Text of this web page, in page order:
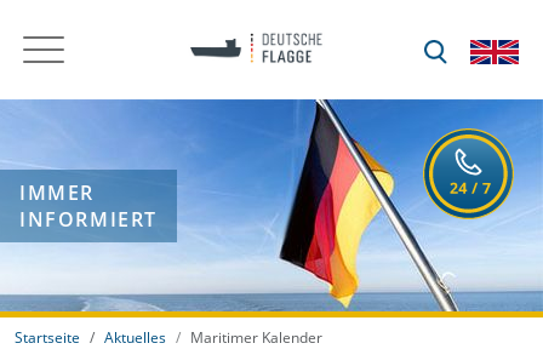
IMMER
INFORMIERT
Startseite Aktuelles Maritimer Kalender